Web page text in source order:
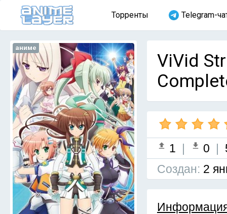
Торренты Telegram-
аниме
ViVid
1 | 0 |
Cоздан: 2